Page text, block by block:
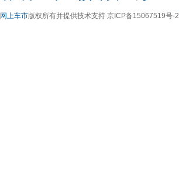
网上车市版权所有并提供技术支持 京ICP备15067519号-2